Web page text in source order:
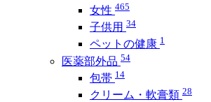
女性 465
子供用 34
ペットの健康 1
医薬部外品 54
包帯 14
クリーム・軟膏類 28